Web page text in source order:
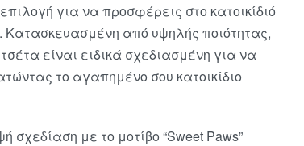
επιλογή για να προσφέρεις στο κατοικίδιό
Κατασκευασμένη από υψηλής ποιότητας,
είναι ειδικά σχεδιασμένη για να
το αγαπημένο σου κατοικίδιο
με το μοτίβο “Sweet Paws”